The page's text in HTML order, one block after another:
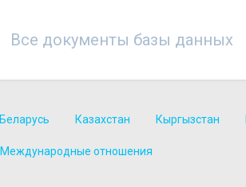
Все документы базы данных
Беларусь Казахстан Кыргызстан
Международные отношения